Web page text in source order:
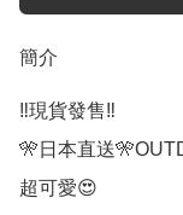
簡介
‼️現貨發售‼️
🎌日本直送
超可愛😍